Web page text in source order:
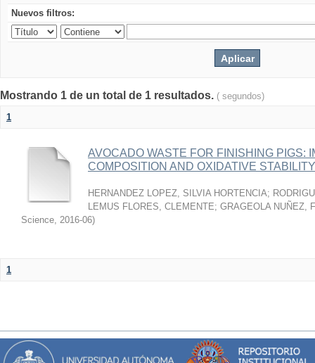
Nuevos filtros:
Mostrando 1 de un total de 1 resultados. ( segundos)
1
AVOCADO WASTE FOR FINISHING PIGS:
COMPOSITION AND OXIDATIVE
HERNANDEZ LOPEZ, SILVIA HORTENCIA;
LEMUS FLORES, CLEMENTE; GRAGEOLA NUÑEZ,
Science, 2016-06)
1